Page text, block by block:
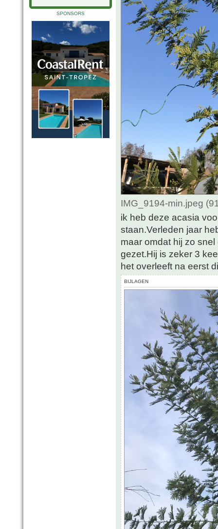
SPONSORS
IMG_9194-min.jpeg
ik heb deze acasia
staan.Verleden jaar
maar omdat hij zo
gezet.Hij is zeker 3
het overleeft na eerst
BIJLAGEN